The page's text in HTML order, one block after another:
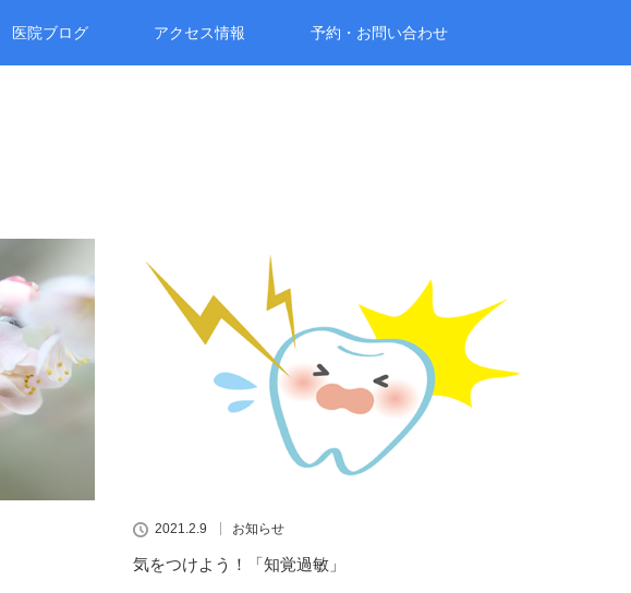
医院ブログ アクセス情報 予約・お問い合わせ
2021.2.9 お知らせ
気をつけよう！「知覚過敏」